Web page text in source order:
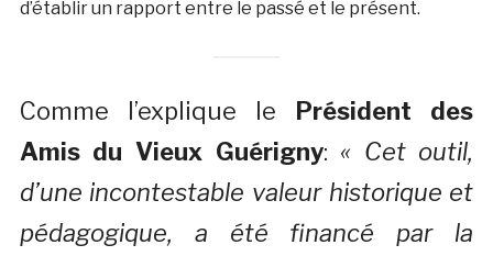
d’établir un rapport entre le passé et le présent.
Comme l’explique le Président des
Amis du Vieux Guérigny: « Cet outil,
d’une incontestable valeur historique et
pédagogique, a été financé par la